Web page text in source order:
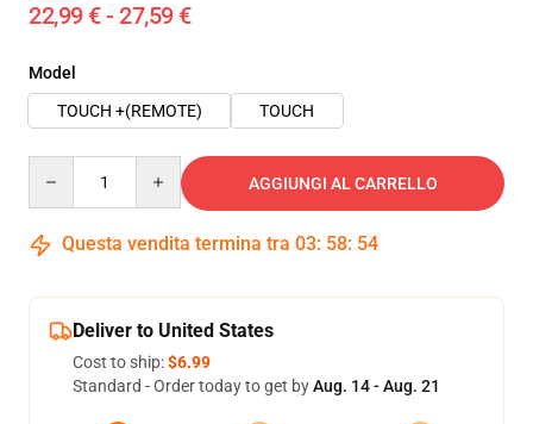
22,99 € - 27,59 €
Model
TOUCH +(REMOTE)
TOUCH
AGGIUNGI AL CARRELLO
Questa vendita termina tra 03: 58: 53
Deliver to United States
Cost to ship:$6.99
Standard - Order today to get byAug. 14 - Aug. 21